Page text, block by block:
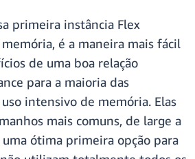
primeira instância Flex
é a maneira mais fácil
de uma boa relação
para a maioria das
intensivo de memória. Elas
mais comuns, de large a
uma ótima primeira opção para